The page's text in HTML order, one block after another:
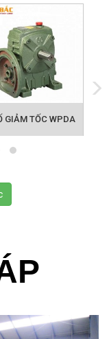
GIẢM TỐC WPDA